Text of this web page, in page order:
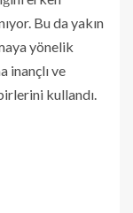
Bu da yakın
yönelik
inançlı ve
kullandı.